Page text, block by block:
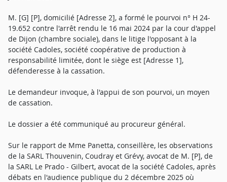
M. [G] [P], domicilié [Adresse 2], a formé le pourvoi n° H 24-
19.652 contre l'arrêt rendu le 16 mai 2024 par la cour d'appel
de Dijon (chambre sociale), dans le litige l'opposant à la
société Cadoles, société coopérative de production à
responsabilité limitée, dont le siège est [Adresse 1],
défenderesse à la cassation.
Le demandeur invoque, à l'appui de son pourvoi, un moyen
de cassation.
Le dossier a été communiqué au procureur général.
Sur le rapport de Mme Panetta, conseillère, les observations
de la SARL Thouvenin, Coudray et Grévy, avocat de M. [P], de
la SARL Le Prado - Gilbert, avocat de la société Cadoles, après
débats en l'audience publique du 2 décembre 2025 où